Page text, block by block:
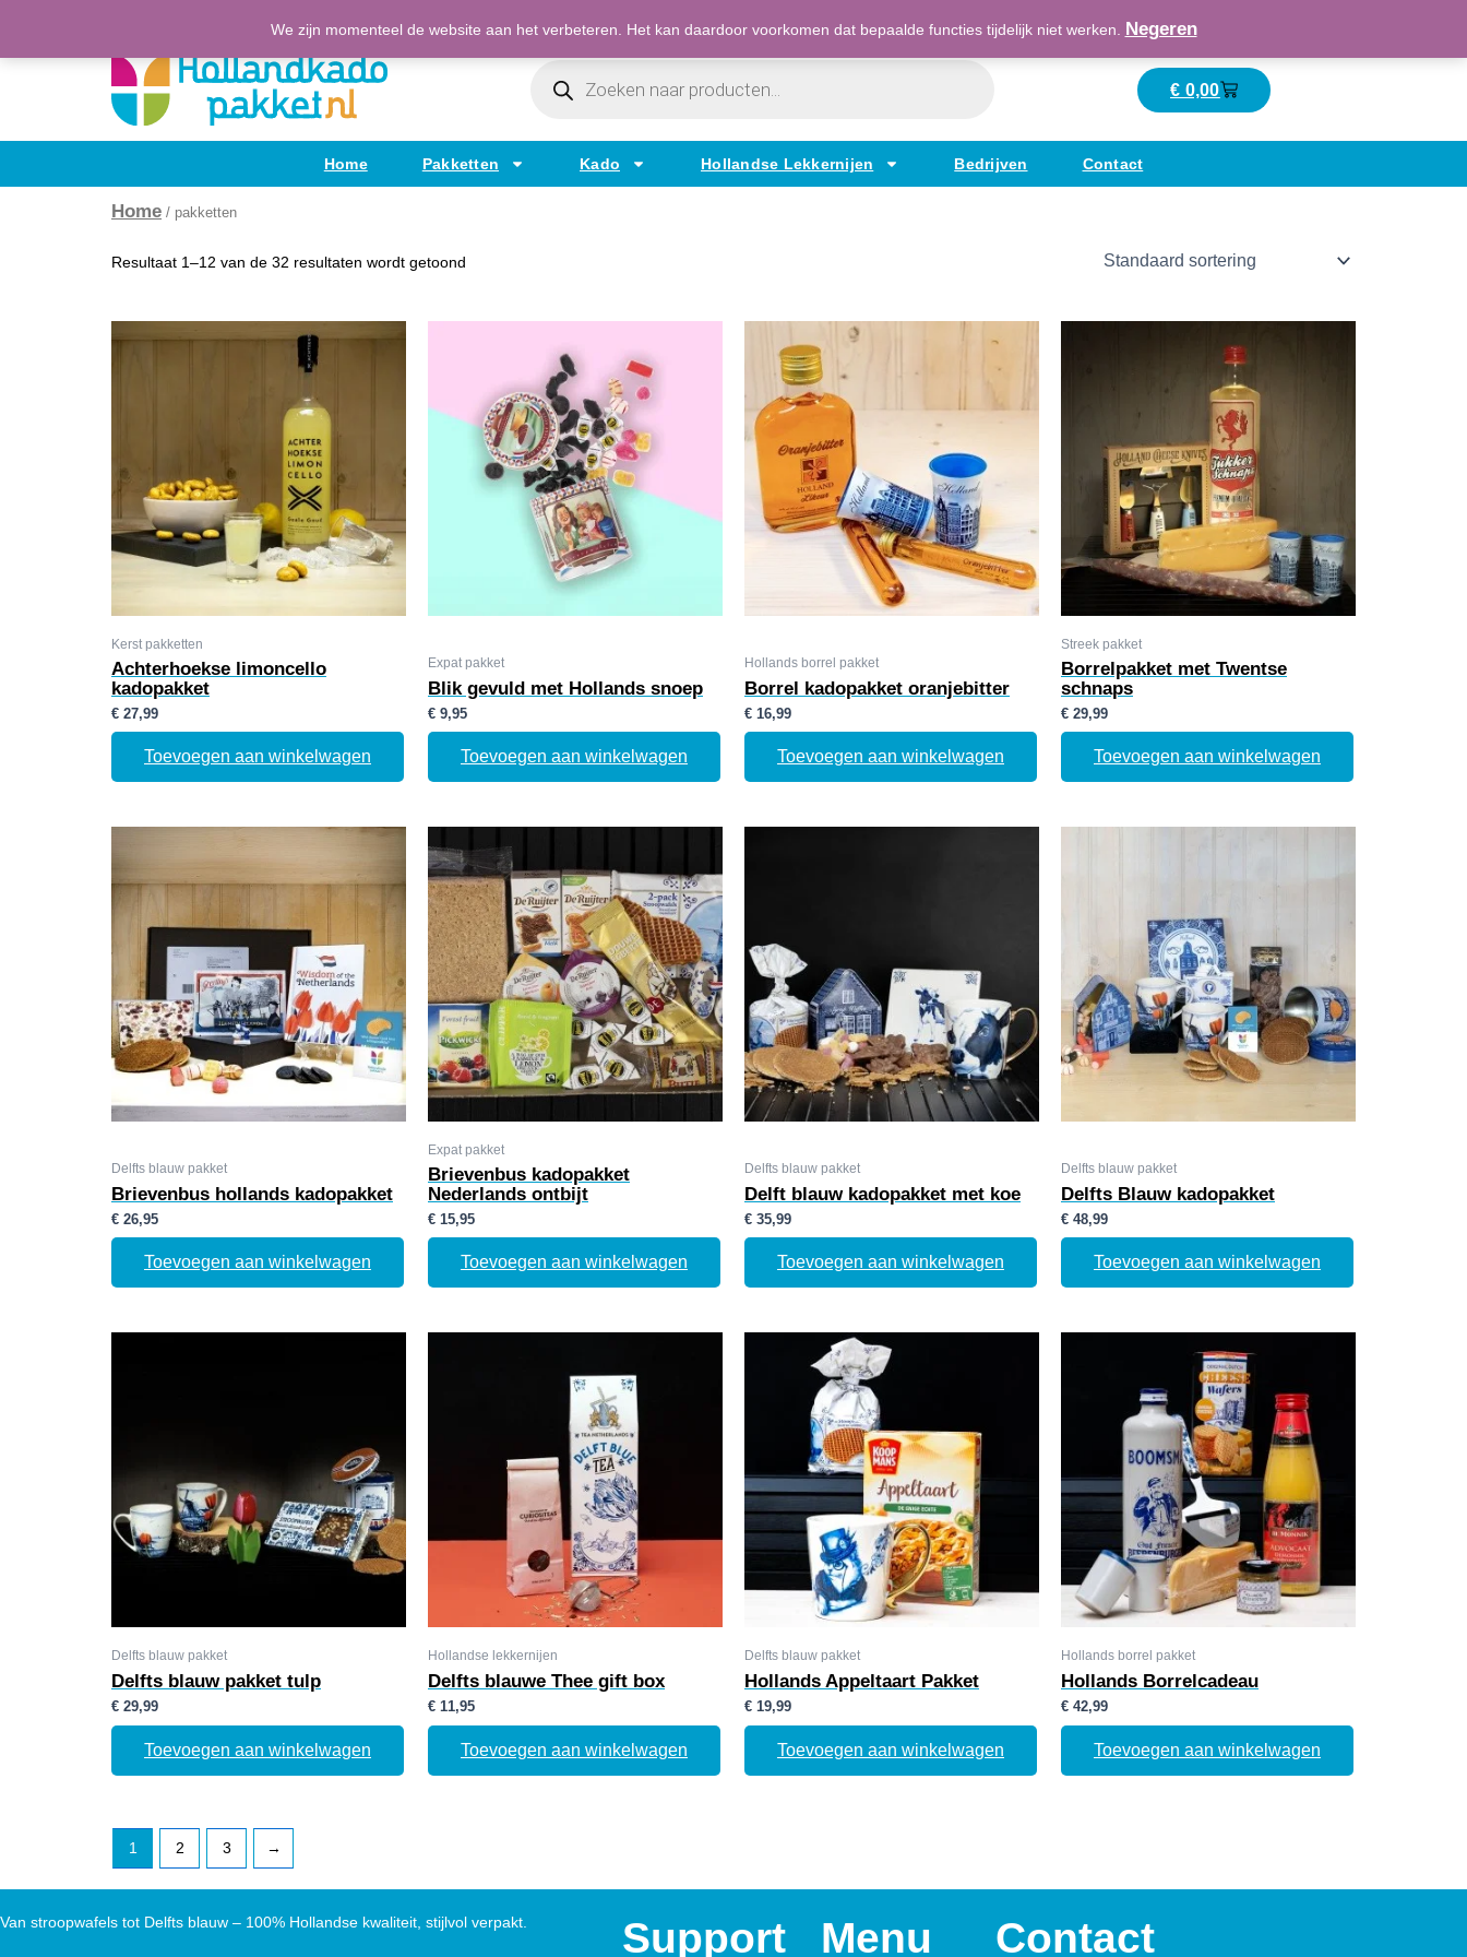
We zijn momenteel de website aan het verbeteren. Het kan daardoor voorkomen dat bepaalde functies tijdelijk niet werken. Negeren
(H)Eerlijke Hollandse producten Bestellen op factuur mogelijk voor bedrijven
Maatschappelijk verantwoord ondernemend
Producten
€ 0,00Winkelwagen
Home Pakketten Kado Hollandse Lekkernijen Bedrijven Contact
Home / pakketten
Resultaat 1–12 van de 32 resultaten wordt getoond
Kerst pakketten
Achterhoekse limoncello
kadopakket
€ 27,99
Toevoegen aan winkelwagen
Expat pakket
Blik gevuld met Hollands snoep
€ 9,95
Toevoegen aan winkelwagen
Hollands borrel pakket
Borrel kadopakket oranjebitter
€ 16,99
Toevoegen aan winkelwagen
Streek pakket
Borrelpakket met Twentse
schnaps
€ 29,99
Toevoegen aan winkelwagen
Delfts blauw pakket
Brievenbus hollands kadopakket
€ 26,95
Toevoegen aan winkelwagen
Expat pakket
Brievenbus kadopakket
Nederlands ontbijt
€ 15,95
Toevoegen aan winkelwagen
Delfts blauw pakket
Delft blauw kadopakket met koe
€ 35,99
Toevoegen aan winkelwagen
Delfts blauw pakket
Delfts Blauw kadopakket
€ 48,99
Toevoegen aan winkelwagen
Delfts blauw pakket
Delfts blauw pakket tulp
€ 29,99
Toevoegen aan winkelwagen
Hollandse lekkernijen
Delfts blauwe Thee gift box
€ 11,95
Toevoegen aan winkelwagen
Delfts blauw pakket
Hollands Appeltaart Pakket
€ 19,99
Toevoegen aan winkelwagen
Hollands borrel pakket
Hollands Borrelcadeau
€ 42,99
Toevoegen aan winkelwagen
1 2 3 →
Van stroopwafels tot Delfts blauw – 100% Hollandse kwaliteit, stijlvol verpakt. Support Menu Contact